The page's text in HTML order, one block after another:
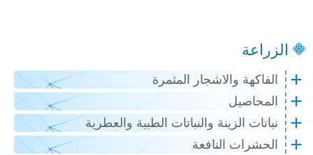
الزراعة
الفاكهة والاشجار المثمرة
المحاصيل
نباتات الزينة والنباتات الطبية والعطرية
الحشرات النافعة